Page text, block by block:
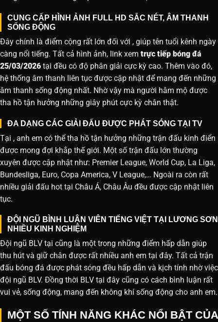
CUNG CẤP HÌNH ẢNH FULL HD SẮC NÉT, ÂM THANH
SỐNG ĐỘNG
Đây chính là điểm cộng rất lớn đối với , giúp tên tuổi kênh ngày
càng nổi tiếng. Tất cả hình ảnh, link xem trực tiếp bóng đá
25/03/2026 tại đều có độ phân giải cực kỳ cao. Thêm vào đó,
hệ thống âm thanh liên tục được cập nhật để mang đến những
âm thanh sống động nhất. Nhờ vậy mà người hâm mộ được
tha hồ tận hưởng những giây phút cực kỳ chân thật.
ĐA DẠNG CÁC GIẢI ĐẤU ĐƯỢC PHÁT SÓNG TẠI TV
Tại , anh em có thể tha hồ tận hưởng những trận đấu kinh điển
được mong đợi khắp thế giới. Một số trận đấu lớn thường
xuyên được cập nhật như: Premier League, World Cup, La Liga,
Bundesliga, Euro, Copa America, V League,… Ngoài ra còn rất
nhiều giải đấu hot tại Châu Á, Châu Âu đều được cập nhật liên
tục.
ĐỘI NGŨ BÌNH LUẬN VIÊN TIẾNG VIỆT TẠI LƯƠNG SƠN
NHIỀU KINH NGHIỆM
Đội ngũ BLV tại cũng là một trong những điểm hấp dẫn giúp
thu hút và giữ chân được rất nhiều anh em tại đây. Tất cả trận
đấu bóng đá được phát sóng đều hấp dẫn và kịch tính nhờ việc
đội ngũ BLV. Đồng thời BLV tại đây cũng có cách bình luận rất
vui vẻ, sống động, mang đến không khí sống động cho anh em.
MỘT SỐ TÍNH NĂNG KHÁC NỔI BẬT CỦA